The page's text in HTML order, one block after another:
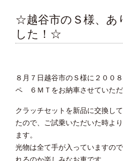
☆越谷市のＳ様、あ
した！☆
８月７日越谷市のＳ様に２００
ペ ６ＭＴをお納車させていただ
クラッチセットを新品に交換し
たので、ご試乗いただいた時よ
ます。
光物は全て手が入っていますの